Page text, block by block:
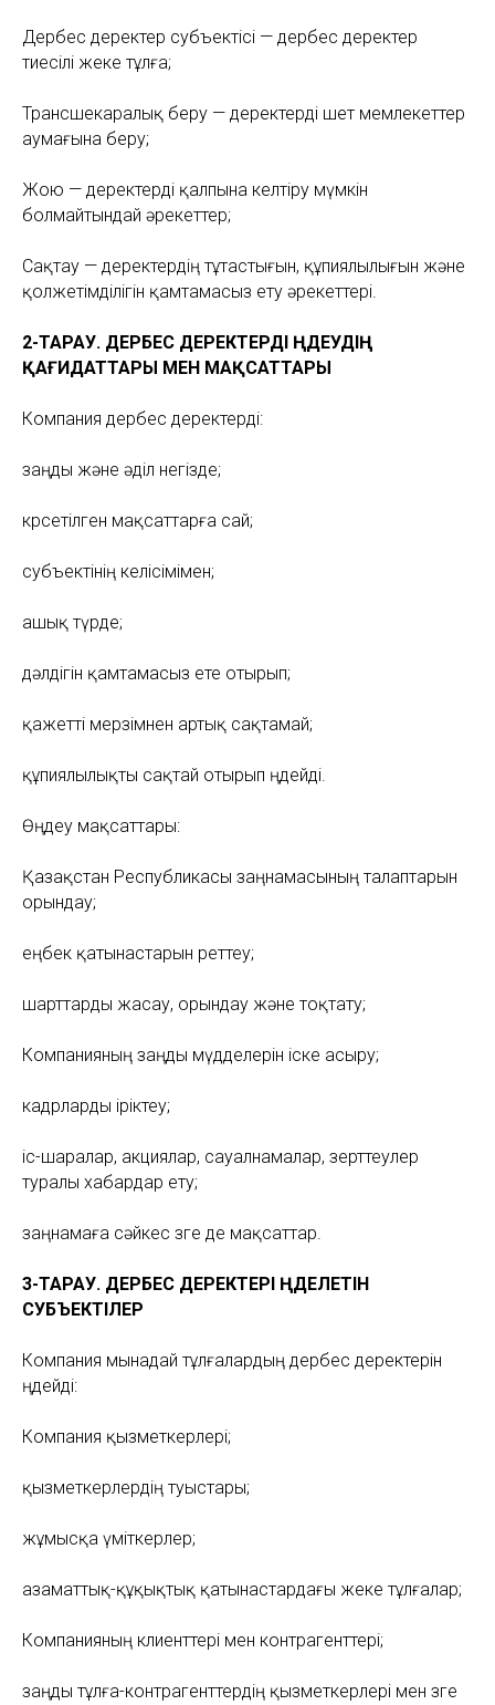
Дербес деректер субъектісі — дербес деректер
тиесілі жеке тұлға;
Трансшекаралық беру — деректерді шет мемлекеттер
аумағына беру;
Жою — деректерді қалпына келтіру мүмкін
болмайтындай әрекеттер;
Сақтау — деректердің тұтастығын, құпиялылығын және
қолжетімділігін қамтамасыз ету әрекеттері.
2-ТАРАУ. ДЕРБЕС ДЕРЕКТЕРДІ ӨҢДЕУДІҢ
ҚАҒИДАТТАРЫ МЕН МАҚСАТТАРЫ
Компания дербес деректерді:
заңды және әділ негізде;
көрсетілген мақсаттарға сай;
субъектінің келісімімен;
ашық түрде;
дәлдігін қамтамасыз ете отырып;
қажетті мерзімнен артық сақтамай;
құпиялылықты сақтай отырып өңдейді.
Өңдеу мақсаттары:
Қазақстан Республикасы заңнамасының талаптарын
орындау;
еңбек қатынастарын реттеу;
шарттарды жасау, орындау және тоқтату;
Компанияның заңды мүдделерін іске асыру;
кадрларды іріктеу;
іс-шаралар, акциялар, сауалнамалар, зерттеулер
туралы хабардар ету;
заңнамаға сәйкес өзге де мақсаттар.
3-ТАРАУ. ДЕРБЕС ДЕРЕКТЕРІ ӨҢДЕЛЕТІН
СУБЪЕКТІЛЕР
Компания мынадай тұлғалардың дербес деректерін
өңдейді:
Компания қызметкерлері;
қызметкерлердің туыстары;
жұмысқа үміткерлер;
азаматтық-құқықтық қатынастардағы жеке тұлғалар;
Компанияның клиенттері мен контрагенттері;
заңды тұлға-контрагенттердің қызметкерлері мен өзге